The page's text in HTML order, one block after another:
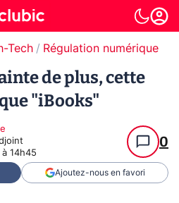
Tech Régulation numérique
de plus, cette
"iBooks"
à 14h45
0
Ajoutez-nous en favori